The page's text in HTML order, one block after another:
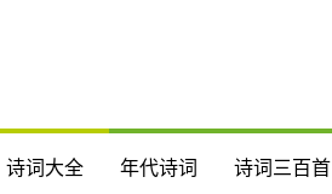
诗词大全 年代诗词 诗词三百首